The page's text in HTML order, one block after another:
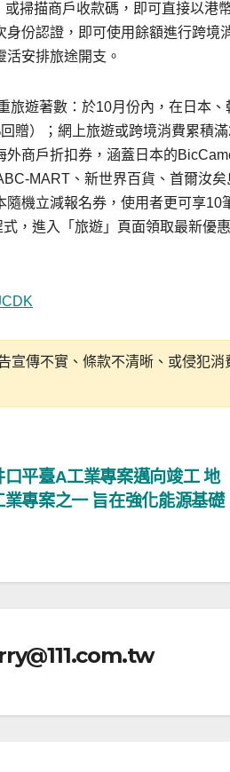
掃描商戶收款碼，即可直接以港
身份認證，即可使用餘額進行跨
安排旅途開支。
旅遊著數：於10月份內，在日本
贈）；網上旅遊或跨境消費累積
外商戶折扣券，涵蓋日本的
MART、新世界百貨、首爾汝
隨機立減報名券，使用者更可享
，進入「旅遊」頁面領取最新優
宣傳不實、條款不清晰、或侵犯
平臺A工業專案邁向竣工 地
專案之一 旨在強化能源基礎